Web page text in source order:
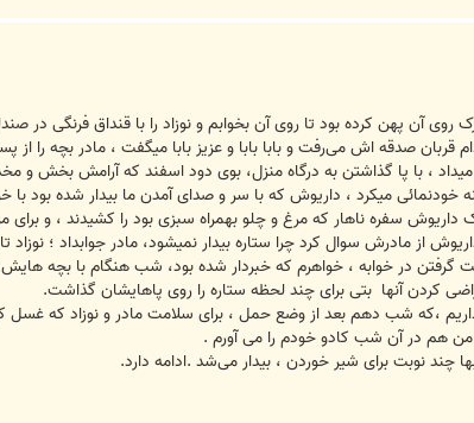
آن پهن کرده بود تا روی آن بخوابم و نوزاد را با قنداق فرنگی در
صدقه اش می‌رفت و بابا بابا و عزیز بابا میگفت ، مادر بچه را از
، با پا گذاشتن به درگاه منزل، بوی دود اسفند که آرامش بخش و
میکرد ، داریوش که با سر و صدای آمدن ما بیدار شده بود
سفره ناهار که مرغ و چلو بهمراه سبزی بود را کشیدند ، و
از مادرش سوال کرد چرا ستاره بیدار نمیشود، مادر جوابداد ؛
در خوابه ، خواهرم که خبردار شده بود، شب هنگام با بچه هایش
کردن آنها بتی برای چند لحظه ستاره را روی پاهایشان گذاشت.
،که شب دهم بعد از وضع حمل ، برای سلامت مادر و نوزاد که غسل
هم در آن شب کادو خودم را می آورم .
چند نوبت برای شیر خوردن ، بیدار می‌شد .ادامه دارد.